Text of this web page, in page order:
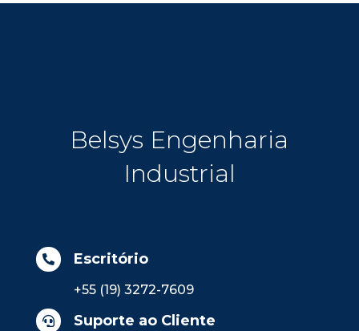
Belsys Engenharia
Industrial
 Escritório
+55 (19) 3272-7609
 Suporte ao Cliente